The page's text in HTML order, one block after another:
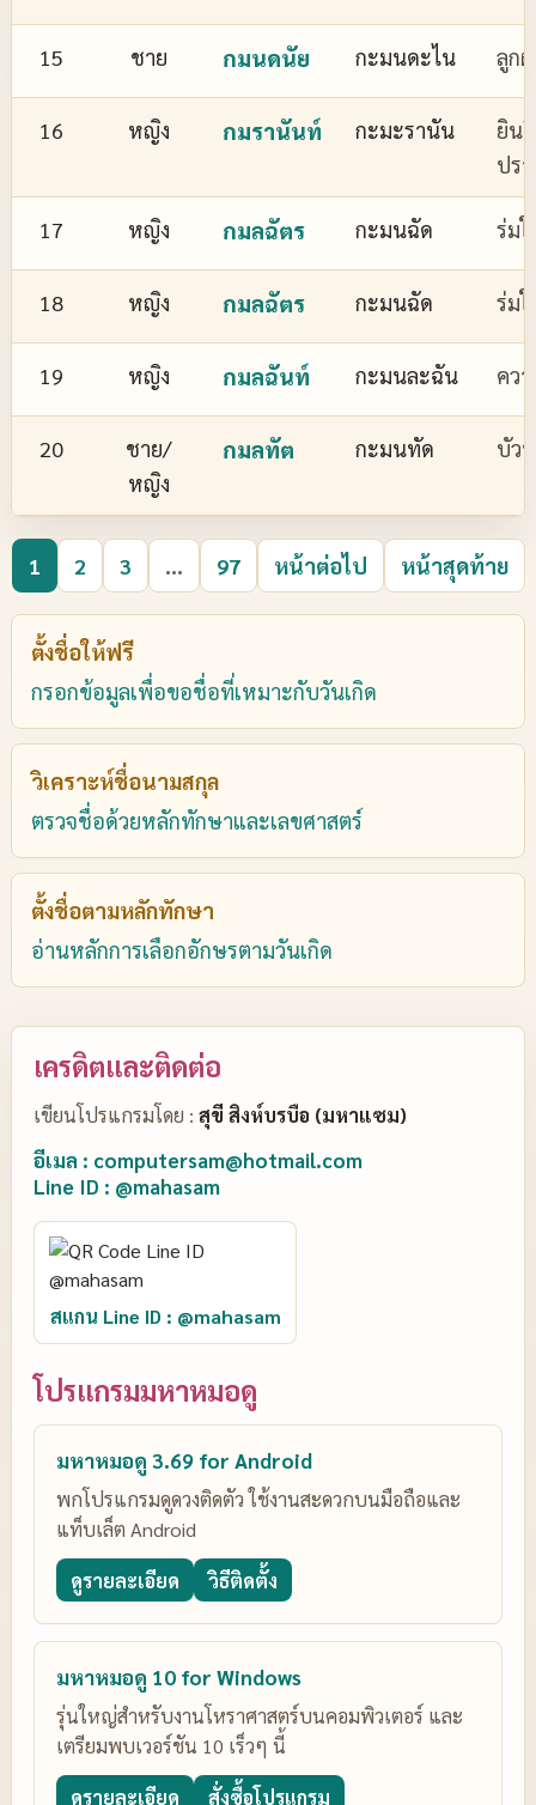
15 ชาย กมนดนัย กะมนดะไน ลูก
16 หญิง กมรานันท์ กะมะรานัน
ยิน
ปร
17 หญิง กมลฉัตร กะมนฉัด ร่มใ
18 หญิง กมลฉัตร กะมนฉัด ร่มใ
19 หญิง กมลฉันท์ กะมนละฉัน คว
20
ชาย/
หญิง
กมลทัต กะมนทัด บัว
1 2 3 ... 97 หน้าต่อไป หน้าสุดท้าย
ตั้งชื่อให้ฟรี
กรอกข้อมูลเพื่อขอชื่อที่เหมาะกับวันเกิด
วิเคราะห์ชื่อนามสกุล
ตรวจชื่อด้วยหลักทักษาและเลขศาสตร์
ตั้งชื่อตามหลักทักษา
อ่านหลักการเลือกอักษรตามวันเกิด
เครดิตและติดต่อ
เขียนโปรแกรมโดย : สุขี สิงห์บรบือ (มหาแซม)
อีเมล : computersam@hotmail.com
Line ID : @mahasam
สแกน Line ID : @mahasam
โปรแกรมมหาหมอดู
มหาหมอดู 3.69 for Android
พกโปรแกรมดูดวงติดตัว ใช้งานสะดวกบนมือถือและ
แท็บเล็ต Android
ดูรายละเอียด วิธีติดตั้ง
มหาหมอดู 10 for Windows
รุ่นใหญ่สำหรับงานโหราศาสตร์บนคอมพิวเตอร์ และ
เตรียมพบเวอร์ชัน 10 เร็วๆ นี้
ดูรายละเอียด สั่งซื้อโปรแกรม